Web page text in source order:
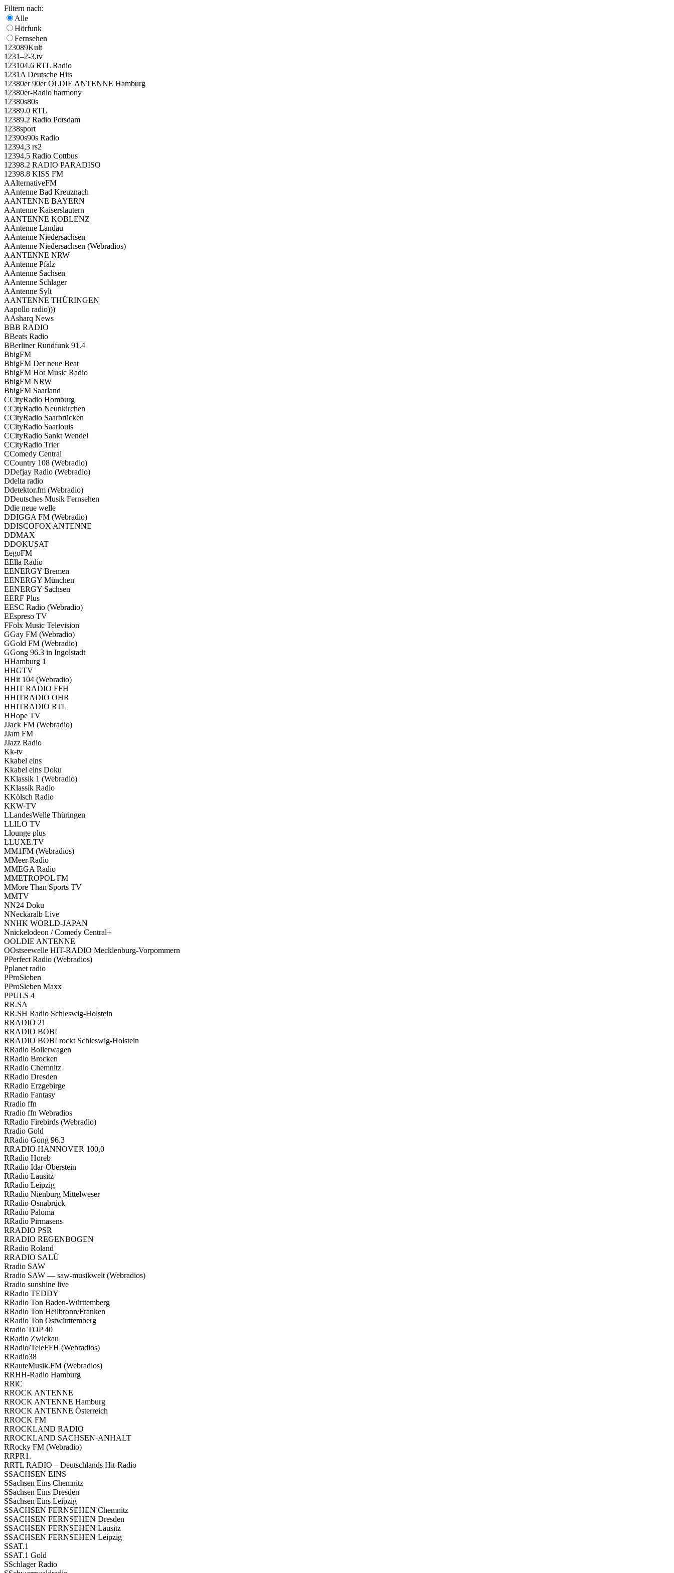
Fil­tern nach:
Alle
Hör­funk
Fern­se­hen
123089Kult
1231–2‑3.tv
123104.6 RTL Radio
1231A Deut­sche Hits
12380er 90er OLDIE ANTENNE Ham­burg
12380er-Radio harm­o­ny
12380s80s
12389.0 RTL
12389.2 Radio Pots­dam
1238sport
12390s90s Radio
12394,3 rs2
12394,5 Radio Cott­bus
12398.2 RADIO PARADISO
12398.8 KISS FM
AAlter­na­tiv­eFM
AAnten­ne Bad Kreuz­nach
AANTENNE BAYERN
AAnten­ne Kai­sers­lau­tern
AANTENNE KOBLENZ
AAnten­ne Land­au
AAnten­ne Nie­der­sach­sen
AAnten­ne Nie­der­sach­sen (Web­ra­di­os)
AANTENNE NRW
AAnten­ne Pfalz
AAnten­ne Sach­sen
AAnten­ne Schla­ger
AAnten­ne Sylt
AANTENNE THÜRINGEN
Aapol­lo radio)))
AAsharq News
BBB RADIO
BBeats Radio
BBer­li­ner Rund­funk 91.4
BbigFM
BbigFM Der neue Beat
BbigFM Hot Music Radio
BbigFM NRW
BbigFM Saar­land
CCity­Ra­dio Hom­burg
CCity­Ra­dio Neun­kir­chen
CCity­Ra­dio Saar­brü­cken
CCity­Ra­dio Saar­lou­is
CCity­Ra­dio Sankt Wen­del
CCity­Ra­dio Trier
CCome­dy Cen­tral
CCoun­try 108 (Web­ra­dio)
DDef­jay Radio (Web­ra­dio)
Ddel­ta radio
Ddetektor.fm (Web­ra­dio)
DDeut­sches Musik Fern­se­hen
Ddie neue wel­le
DDIGGA FM (Web­ra­dio)
DDISCOFOX ANTENNE
DDMAX
DDOKUSAT
EegoFM
EElla Radio
EENERGY Bre­men
EENERGY Mün­chen
EENERGY Sach­sen
EERF Plus
EESC Radio (Web­ra­dio)
EEspre­so TV
FFolx Music Tele­vi­si­on
GGay FM (Web­ra­dio)
GGold FM (Web­ra­dio)
GGong 96.3 in Ingol­stadt
HHam­burg 1
HHGTV
HHit 104 (Web­ra­dio)
HHIT RADIO FFH
HHITRADIO OHR
HHITRADIO RTL
HHope TV
JJack FM (Web­ra­dio)
JJam FM
JJazz Radio
Kk‑tv
Kkabel eins
Kkabel eins Doku
KKlas­sik 1 (Web­ra­dio)
KKlas­sik Radio
KKölsch Radio
KKW-TV
LLan­des­Wel­le Thü­rin­gen
LLILO TV
Llounge plus
LLUXE.TV
MM1FM (Web­ra­di­os)
MMeer Radio
MMEGA Radio
MMETROPOL FM
MMore Than Sports TV
MMTV
NN24 Doku
NNeckaralb Live
NNHK WORLD-JAPAN
Nnickel­ode­on / Come­dy Cen­tral+
OOLDIE ANTENNE
OOst­see­wel­le HIT-RADIO Meck­len­burg-Vor­pom­mern
PPer­fect Radio (Web­ra­di­os)
Ppla­net radio
PPro­Sie­ben
PPro­Sie­ben Maxx
PPULS 4
RR.SA
RR.SH Radio Schles­wig-Hol­stein
RRADIO 21
RRADIO BOB!
RRADIO BOB! rockt Schles­wig-Hol­stein
RRadio Bol­ler­wa­gen
RRadio Bro­cken
RRadio Chem­nitz
RRadio Dres­den
RRadio Erz­ge­bir­ge
RRadio Fan­ta­sy
Rradio ffn
Rradio ffn Web­ra­di­os
RRadio Fire­birds (Web­ra­dio)
Rradio Gold
RRadio Gong 96.3
RRADIO HANNOVER 100,0
RRadio Horeb
RRadio Idar-Ober­stein
RRadio Lau­sitz
RRadio Leip­zig
RRadio Nien­burg Mit­tel­we­ser
RRadio Osna­brück
RRadio Palo­ma
RRadio Pir­ma­sens
RRADIO PSR
RRADIO REGENBOGEN
RRadio Roland
RRADIO SALÜ
Rradio SAW
Rradio SAW — saw-musik­welt (Web­ra­di­os)
Rradio suns­hi­ne live
RRadio TEDDY
RRadio Ton Baden-Würt­tem­berg
RRadio Ton Heilbronn/Franken
RRadio Ton Ost­würt­tem­berg
Rradio TOP 40
RRadio Zwi­ckau
RRadio/TeleFFH (Web­ra­di­os)
RRadio38
RRauteMusik.FM (Web­ra­di­os)
RRHH-Radio Ham­burg
RRiC
RROCK ANTENNE
RROCK ANTENNE Ham­burg
RROCK ANTENNE Öster­reich
RROCK FM
RROCKLAND RADIO
RROCKLAND SACHSEN-ANHALT
RRocky FM (Web­ra­dio)
RRPR1.
RRTL RADIO – Deutsch­lands Hit-Radio
SSACHSEN EINS
SSach­sen Eins Chem­nitz
SSach­sen Eins Dres­den
SSach­sen Eins Leip­zig
SSACHSEN FERNSEHEN Chem­nitz
SSACHSEN FERNSEHEN Dres­den
SSACHSEN FERNSEHEN Lau­sitz
SSACHSEN FERNSEHEN Leip­zig
SSAT.1
SSAT.1 Gold
SSchla­ger Radio